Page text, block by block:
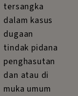
tersangka
dalam kasus
dugaan
tindak pidana
penghasutan
dan atau di
muka umum